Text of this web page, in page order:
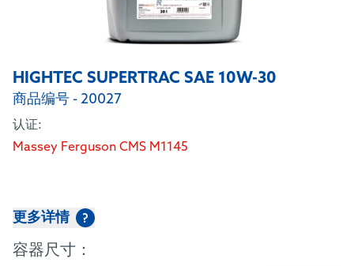
HIGHTEC SUPERTRAC SAE 10W-30
商品编号 - 20027
认证:
Massey Ferguson CMS M1145
更多详情 ?
容器尺寸：